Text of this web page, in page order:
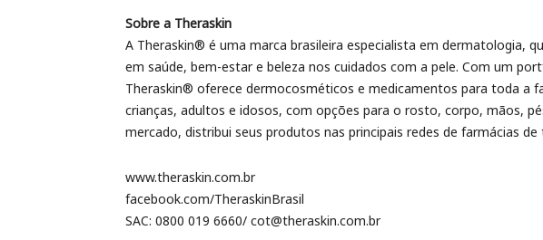
Sobre a Theraskin
A Theraskin® é uma marca brasileira especialista em dermatologia,
em saúde, bem-estar e beleza nos cuidados com a pele. Com um
Theraskin® oferece dermocosméticos e medicamentos para toda a
crianças, adultos e idosos, com opções para o rosto, corpo, mãos,
mercado, distribui seus produtos nas principais redes de farmácias
www.theraskin.com.br
facebook.com/TheraskinBrasil
SAC: 0800 019 6660/ cot@theraskin.com.br